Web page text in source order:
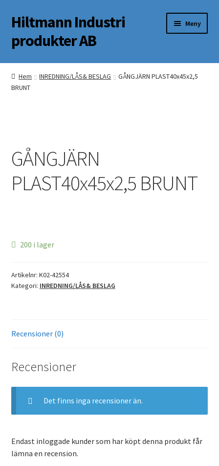
Hoppa
till
navigering
Hoppa
till
innehåll
Hiltmann Industri
produkter AB
Meny
Butik
Om oss
Hem INREDNING/LÅS& BESLAG
GÅNGJÄRN PLAST40x45x2,5
BRUNT
GÅNGJÄRN
PLAST40x45x2,5 BRUNT
200 i lager
Artikelnr: K02-42554
Kategori: INREDNING/LÅS& BESLAG
Recensioner (0)
Recensioner
Det finns inga recensioner än.
Endast inloggade kunder som har köpt denna produkt får
lämna en recension.